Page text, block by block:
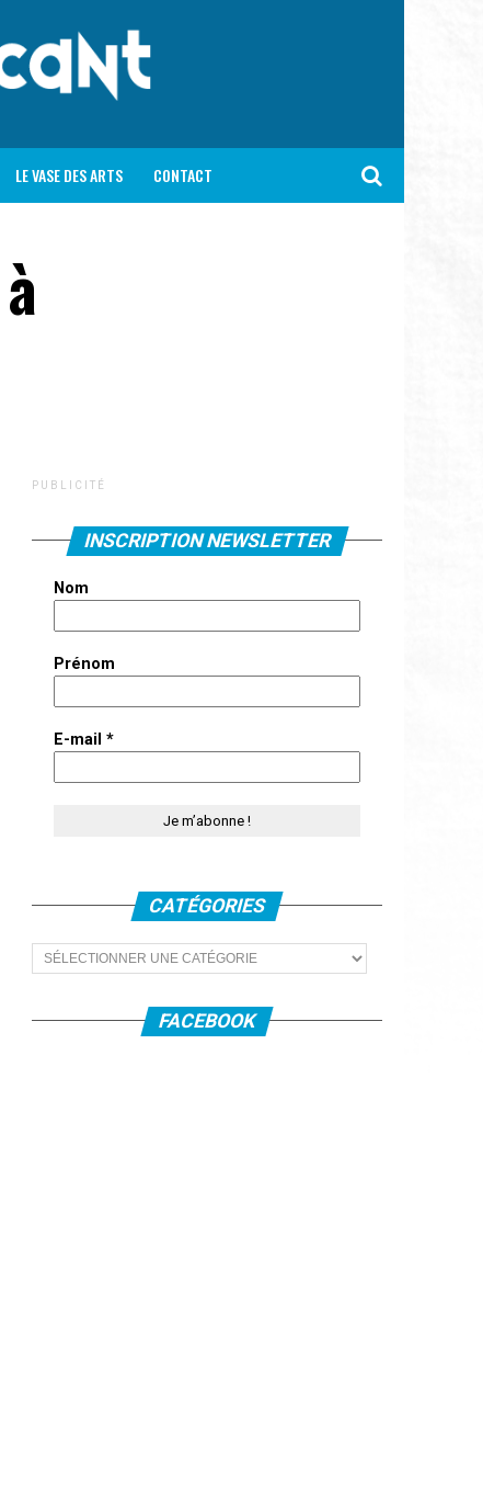
LE VASE DES ARTS CONTACT
P U B L I C I T É
INSCRIPTION NEWSLETTER
Nom
Prénom
E-mail *
CATÉGORIES
Catégories
FACEBOOK